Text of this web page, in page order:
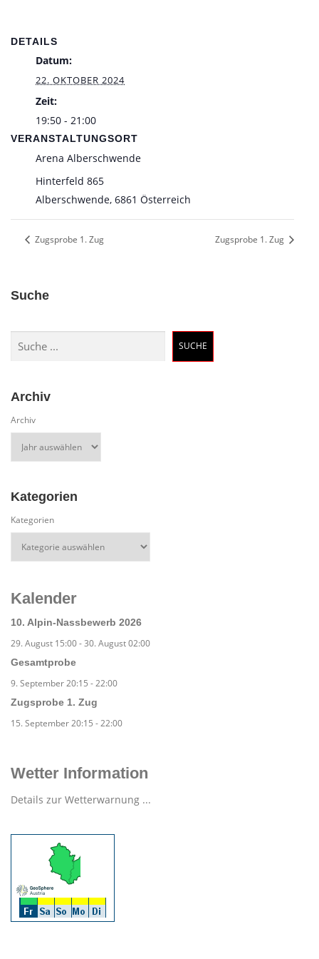
DETAILS
Datum:
22. OKTOBER 2024
Zeit:
19:50 - 21:00
VERANSTALTUNGSORT
Arena Alberschwende
Hinterfeld 865
Alberschwende, 6861 Österreich
Zugsprobe 1. Zug Zugsprobe 1. Zug
Suche
SUCHE
Archiv
Archiv
Kategorien
Kategorien
Kalender
10. Alpin-Nassbewerb 2026
29. August 15:00-30. August 02:00
Gesamtprobe
9. September 20:15 -22:00
Zugsprobe 1. Zug
15. September 20:15 -22:00
Wetter Information
Details zur Wetterwarnung ...